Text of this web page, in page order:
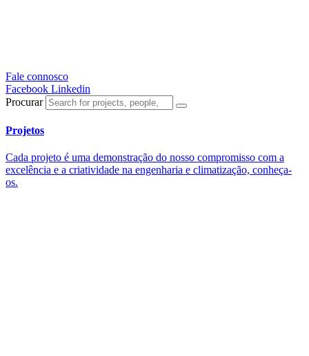
Fale connosco
Facebook Linkedin
Procurar
Projetos
Cada projeto é uma demonstração do nosso compromisso com a
excelência e a criatividade na engenharia e climatização, conheça-
os.